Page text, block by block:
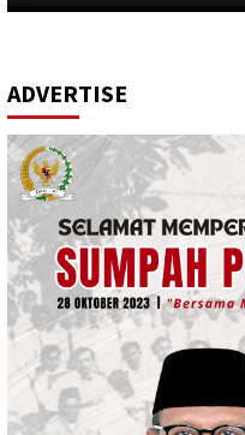
ADVERTISE